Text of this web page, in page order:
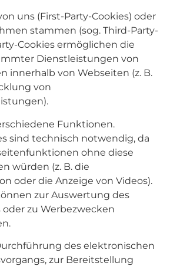
uns (First-Party-Cookies) oder
stammen (sog. Third-Party-
Cookies ermöglichen die
Dienstleistungen von
innerhalb von Webseiten (z. B.
von
Funktionen.
sind technisch notwendig, da
ohne diese
würden (z. B. die
oder die Anzeige von Videos).
zur Auswertung des
zu Werbezwecken
des elektronischen
zur Bereitstellung